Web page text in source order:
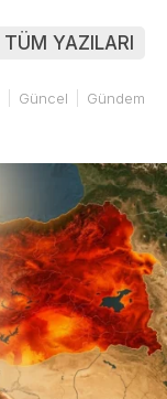
TÜM YAZILARI
Güncel Gündem